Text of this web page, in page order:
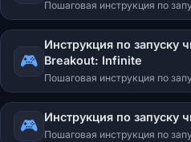
Пошаговая инструкция по
Legends. Запуск с USB-
Steam/Origin, горячие
🎮
Инструкция по запуску
Breakout: Infinite
Пошаговая инструкция по
Internal) для Arena Breakout:
перезагрузка, горячие
🎮 Инструкция по запуску
Пошаговая инструкция по